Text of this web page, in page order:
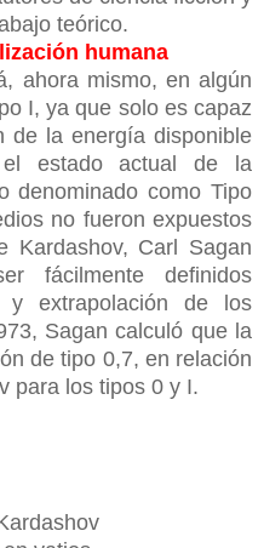
teórico.
humana
ahora mismo, en algún
I, ya que solo es capaz
de la energía disponible
estado actual de la
denominado como Tipo
no fueron expuestos
Kardashov, Carl Sagan
fácilmente definidos
y extrapolación de los
Sagan calculó que la
de tipo 0,7, en relación
para los tipos 0 y I.